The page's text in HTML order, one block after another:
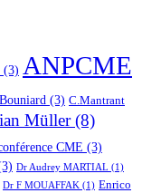
(3) ANPCME
Bouniard (3) C.Mantrant
Müller(8)
CME (3)
Dr Audrey MARTIAL (1)
Dr F MOUAFFAK (1) Enrico